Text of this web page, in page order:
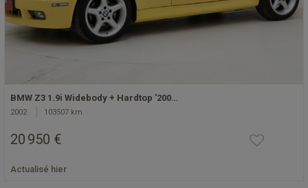
BMW Z3 1.9i Widebody + Hardtop '200…
2002 103507 km
20 950 €
Actualisé hier